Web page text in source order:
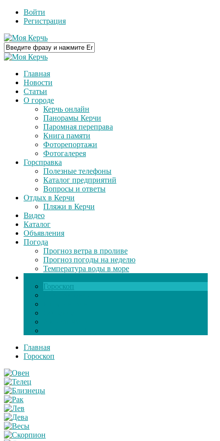
Войти
Регистрация
Главная
Новости
Статьи
О городе
Керчь онлайн
Панорамы Керчи
Паромная переправа
Книга памяти
Фоторепортажи
Фотогалерея
Горсправка
Полезные телефоны
Каталог предприятий
Вопросы и ответы
Отдых в Керчи
Пляжи в Керчи
Видео
Каталог
Объявления
Погода
Прогноз ветра в проливе
Прогноз погоды на неделю
Температура воды в море
Гороскоп
Главная
Гороскоп